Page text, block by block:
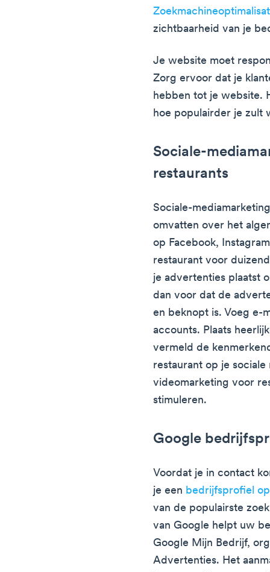
zichtbaarheid van je
Je website moet
Zorg ervoor dat je
hebben tot je website.
hoe populairder je zult
Sociale-
restaurants
Sociale-
omvatten over het
op Facebook,
restaurant voor
je advertenties plaatst
dan voor dat de
en beknopt is. Voeg e-
accounts. Plaats
vermeld de
restaurant op je
videomarketing voor
stimuleren.
Google
Voordat je in contact
je een bedrijfsprofiel
van de populairste
van Google helpt uw
Google Mijn Bedrijf,
Advertenties. Het